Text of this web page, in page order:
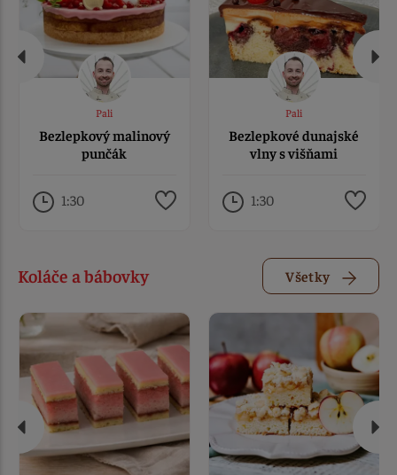
Pali
Bezlepkový malinový
punčák
1:30
Pali
Bezlepkové dunajské
vlny s višňami
1:30
Koláče a bábovky Všetky